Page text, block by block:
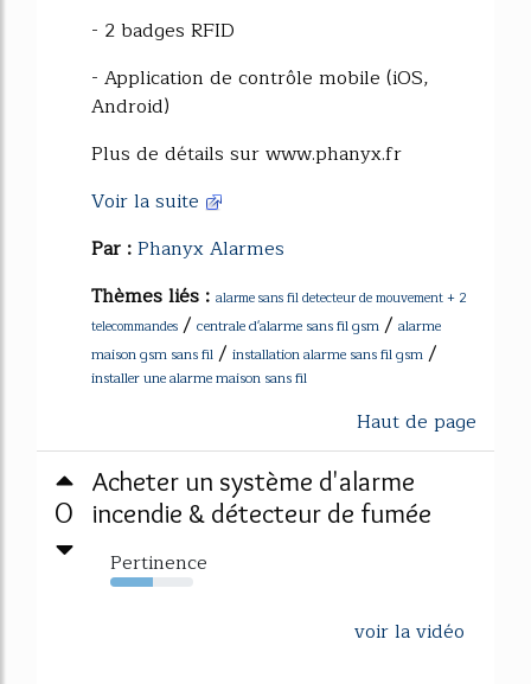
- 2 badges RFID
- Application de contrôle mobile (iOS,
Android)
Plus de détails sur www.phanyx.fr
Voir la suite
Par :Phanyx Alarmes
Thèmes liés : alarme sans fil detecteur de mouvement + 2
telecommandes / centrale d'alarme sans fil gsm / alarme
maison gsm sans fil / installation alarme sans fil gsm /
installer une alarme maison sans fil
Haut de page
0
Acheter un système d'alarme
incendie & détecteur de fumée
Pertinence
51%
voir la vidéo